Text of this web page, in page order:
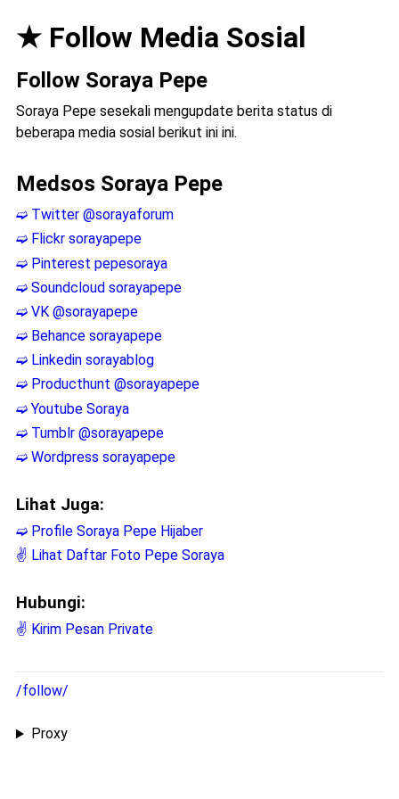
★ Follow Media Sosial
Follow Soraya Pepe
Soraya Pepe sesekali mengupdate berita status di
beberapa media sosial berikut ini ini.
Medsos Soraya Pepe
➫ Twitter @sorayaforum
➫ Flickr sorayapepe
➫ Pinterest pepesoraya
➫ Soundcloud sorayapepe
➫ VK @sorayapepe
➫ Behance sorayapepe
➫ Linkedin sorayablog
➫ Producthunt @sorayapepe
➫ Youtube Soraya
➫ Tumblr @sorayapepe
➫ Wordpress sorayapepe
Lihat Juga:
➫ Profile Soraya Pepe Hijaber
✌ Lihat Daftar Foto Pepe Soraya
Hubungi:
✌ Kirim Pesan Private
/follow/
Proxy